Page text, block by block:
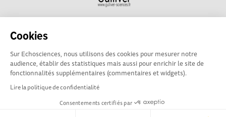
Cookies
Sur Echosciences, nous utilisons des cookies pour mesurer notre
audience, établir des statistiques mais aussi pour enrichir le site de
fonctionnalités supplémentaires (commentaires et widgets).
Lire la politique de confidentialité
Consentements certifiés par
Echosciences Sud Provence-Alpes-Côte d'Azur est à
académique pour la Recherche et l'Innovation Provence-
Alpes-Côte d'Azur. La plateforme est mise en oeuvre pour
vous parGulliver
Mentions légales|Politique de confidentialité